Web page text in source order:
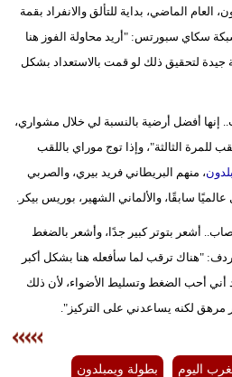
بيئة
مدوَّنات
فيديو
سيارات
العام الماضي، بداية للتألق والانفراد بقمة
سكاي سبورتس: "أريد محاولة الفوز هنا
لتحقيق ذلك لو قمت بالاستعداد بشكل
أفضل أرضية بالنسبة لي خلال مشواري،
للمرة الثالثة"، وإذا توج موراي باللقب
، منهم البريطاني فريد بيري، والصربي
سابقًا، والألماني الشهير، بوريس بيكر.
أشعر بتوتر كبير جدًا، وأشعر بالضغط
"هناك ترقب لما سأفعله هنا بشكل أكبر
أني أحب الضغط وتسليط الأضواء، لأن ذلك
مرهق لكنه يساعدني على التركيز".
اليوم بطولة ويمبلدون